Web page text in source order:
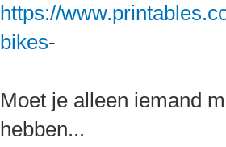
https://
bikes-
Moet je alleen iemand
hebben...